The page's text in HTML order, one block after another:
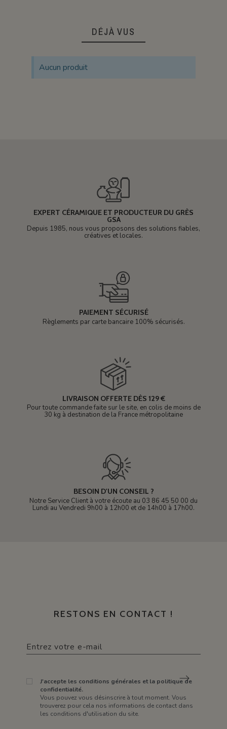
DÉJÀ VUS
Aucun produit
EXPERT CÉRAMIQUE ET PRODUCTEUR DU GRÈS
GSA
Depuis 1985, nous vous proposons des solutions fiables,
créatives et locales.
PAIEMENT SÉCURISÉ
Règlements par carte bancaire 100% sécurisés.
LIVRAISON OFFERTE DÈS 129 €
Pour toute commande faite sur le site, en colis de moins de
30 kg à destination de la France métropolitaine
BESOIN D'UN CONSEIL ?
Notre Service Client à votre écoute au 03 86 45 50 00 du
Lundi au Vendredi 9h00 à 12h00 et de 14h00 à 17h00.
RESTONS EN CONTACT !
J'accepte les conditions générales et la politique de
confidentialité.
Vous pouvez vous désinscrire à tout moment. Vous
trouverez pour cela nos informations de contact dans
les conditions d'utilisation du site.